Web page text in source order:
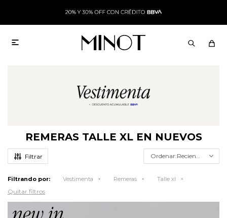

REMERAS TALLE XL EN NUEVOS
Recientes
Filtrando por: Vestimenta Remeras Talle xl
Quitar filtros